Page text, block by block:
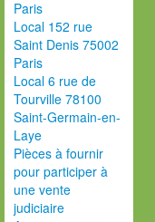
Paris
Local 152 rue
Saint Denis 75002
Paris
Local 6 rue de
Tourville 78100
Saint-Germain-en-
Laye
Pièces à fournir
pour participer à
une vente
judiciaire